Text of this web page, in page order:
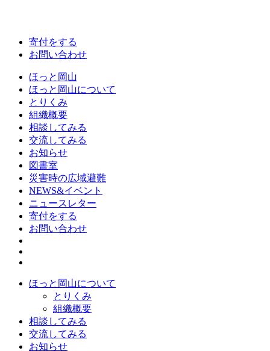
寄付をする
お問い合わせ
ほっと岡山
ほっと岡山について
とりくみ
組織概要
相談してみる
交流してみる
お知らせ
図書室
災害時の広域避難
NEWS&イベント
ニュースレター
寄付をする
お問い合わせ
ほっと岡山について
とりくみ
組織概要
相談してみる
交流してみる
お知らせ